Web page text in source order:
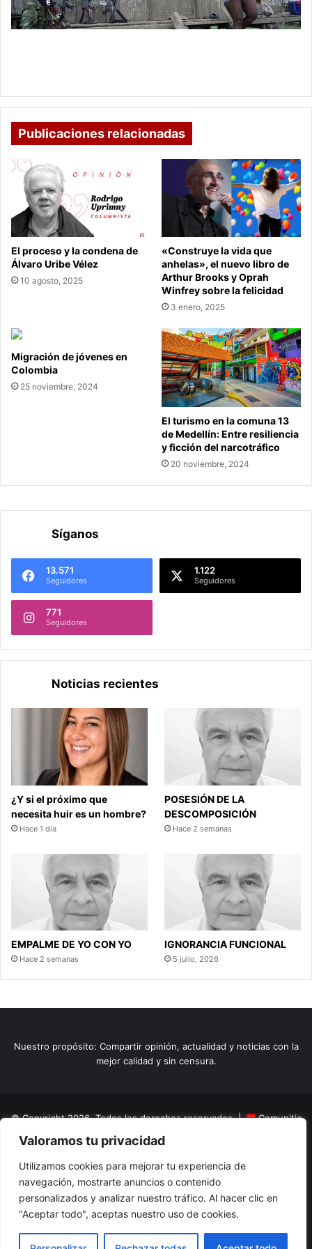
Valoramos tu privacidad
Utilizamos cookies para mejorar tu experiencia de
navegación, mostrarte anuncios o contenido
personalizados y analizar nuestro tráfico. Al hacer clic en
"Aceptar todo", aceptas nuestro uso de cookies.
Somalia
y
que
en
la
zona
Publicaciones relacionadas
El proceso y la condena de
Álvaro Uribe Vélez
10 agosto, 2025
«Construye la vida que
anhelas», el nuevo libro de
Arthur Brooks y Oprah
Winfrey sobre la felicidad
3 enero, 2025
Migración de jóvenes en
Colombia
25 noviembre, 2024
El turismo en la comuna 13
de Medellín: Entre resiliencia
y ficción del narcotráfico
20 noviembre, 2024
Síganos
13.571
Seguidores
1.122
Seguidores
771
Seguidores
Noticias recientes
¿Y si el próximo que
necesita huir es un hombre?
Hace 1 día
POSESIÓN DE LA
DESCOMPOSICIÓN
Hace 2 semanas
EMPALME DE YO CON YO
Hace 2 semanas
IGNORANCIA FUNCIONAL
5 julio, 2026
Nuestro propósito: Compartir opinión, actualidad y noticias con la
mejor calidad y sin censura.
© Copyright 2026, Todos los derechos reservados |
Comunitic
SAS BICNit 901228106
Home
Actualidad Variedades Opinion Turismo
El Tinteadero
Caricaturas Reportajes
FacebookYouTubeInstagram